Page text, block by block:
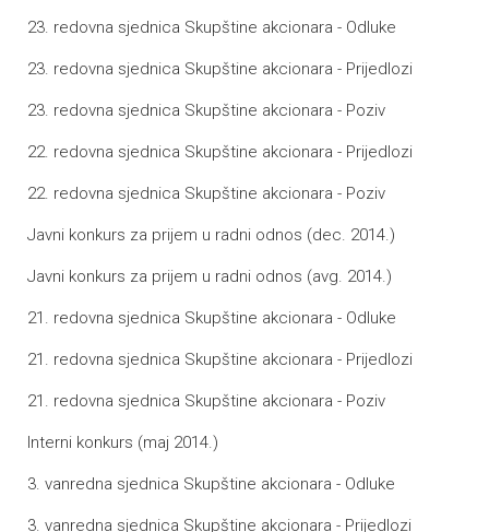
23. redovna sjednica Skupštine akcionara - Odluke
23. redovna sjednica Skupštine akcionara - Prijedlozi
23. redovna sjednica Skupštine akcionara - Poziv
22. redovna sjednica Skupštine akcionara - Prijedlozi
22. redovna sjednica Skupštine akcionara - Poziv
Javni konkurs za prijem u radni odnos (dec. 2014.)
Javni konkurs za prijem u radni odnos (avg. 2014.)
21. redovna sjednica Skupštine akcionara - Odluke
21. redovna sjednica Skupštine akcionara - Prijedlozi
21. redovna sjednica Skupštine akcionara - Poziv
Interni konkurs (maj 2014.)
3. vanredna sjednica Skupštine akcionara - Odluke
3. vanredna sjednica Skupštine akcionara - Prijedlozi